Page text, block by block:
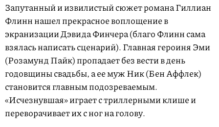
Запутанный и извилистый сюжет романа Гиллиан
Флинн нашел прекрасное воплощение в
экранизации Дэвида Финчера (благо Флинн сама
взялась написать сценарий). Главная героиня Эми
(Розамунд Пайк) пропадает без вести в день
годовщины свадьбы, а ее муж Ник (Бен Аффлек)
становится главным подозреваемым.
«Исчезнувшая» играет с триллерными клише и
переворачивает их с ног на голову.